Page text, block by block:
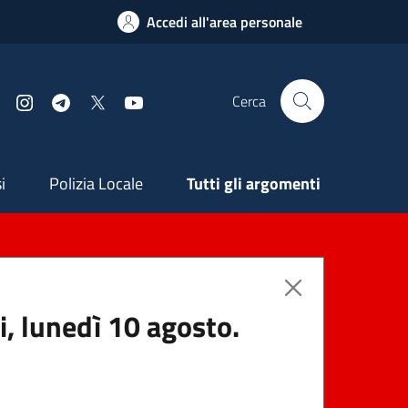
Accedi all'area personale
InstagramTelegram Cerca
Polizia Locale Tutti gli argomenti
lunedì 10 agosto.